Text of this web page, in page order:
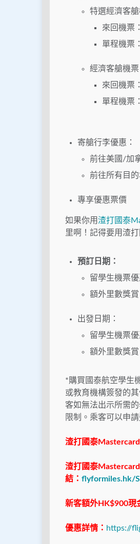
特選經濟客
來回機票
單程機票
經濟客艙機票
來回機票
單程機票
寄艙行李優惠：
前往美國/加
前往所有目
專享優惠票價
如果你用渣打國泰
里啊！記得要用渣
預訂日期：
留學生機票
額外里數獎
出發日期：
留學生機票
額外里數獎
*購買國泰航空學生
或教育機構簽發的
客如無法出示所需
限制。乘客可以申
渣打國泰Mastercard
渣打國泰
結： flyformiles.hk/
新客額外HK$900現
優惠詳情： https://